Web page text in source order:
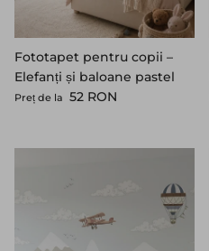
Fototapet pentru copii –
Elefanți și baloane pastel
Preț standard
Preț de la 52 RON